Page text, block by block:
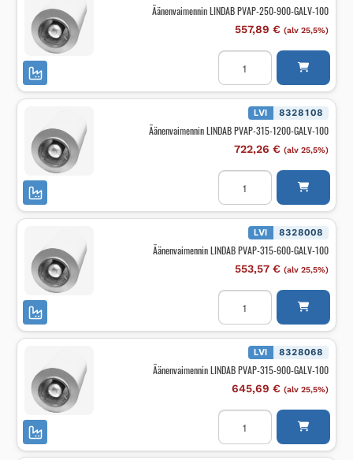
määrä
Äänenvaimennin LINDAB PVAP-250-900-GALV-100
557,89 € (alv 25,5%)
Äänenvaimennin
LINDAB
PVAP-
250-
900-
GALV-
määrä
LVI 8328108
Äänenvaimennin LINDAB PVAP-315-1200-GALV-100
722,26 € (alv 25,5%)
Äänenvaimennin
LINDAB
PVAP-
315-
1200-
GALV-
määrä
LVI 8328008
Äänenvaimennin LINDAB PVAP-315-600-GALV-100
553,57 € (alv 25,5%)
Äänenvaimennin
LINDAB
PVAP-
315-
600-
GALV-
määrä
LVI 8328068
Äänenvaimennin LINDAB PVAP-315-900-GALV-100
645,69 € (alv 25,5%)
Äänenvaimennin
LINDAB
PVAP-
315-